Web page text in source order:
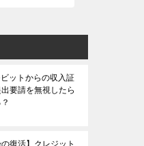
ットからの収入証
要請を無視したら
の復活】クレジット